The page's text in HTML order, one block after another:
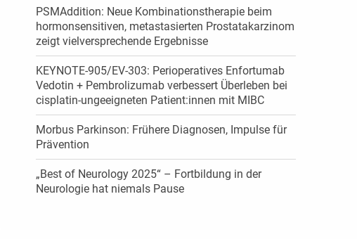
PSMAddition: Neue Kombinationstherapie beim
hormonsensitiven, metastasierten Prostatakarzinom
zeigt vielversprechende Ergebnisse
KEYNOTE-905/EV-303: Perioperatives Enfortumab
Vedotin + Pembrolizumab verbessert Überleben bei
cisplatin-ungeeigneten Patient:innen mit MIBC
Morbus Parkinson: Frühere Diagnosen, Impulse für
Prävention
„Best of Neurology 2025“ – Fortbildung in der
Neurologie hat niemals Pause